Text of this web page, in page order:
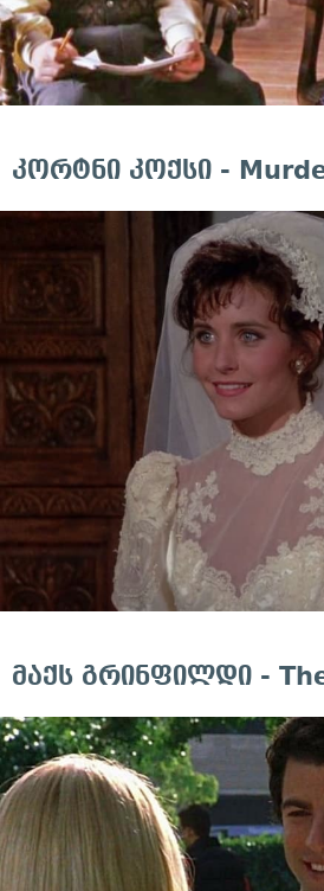
კორტნი კოქსი -
მაქს გრინფილდი -